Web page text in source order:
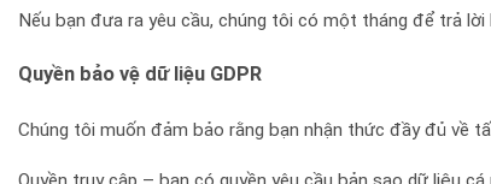
Nếu bạn đưa ra yêu cầu, chúng tôi có một tháng để trả
Quyền bảo vệ dữ liệu GDPR
Chúng tôi muốn đảm bảo rằng bạn nhận thức đầy đủ về